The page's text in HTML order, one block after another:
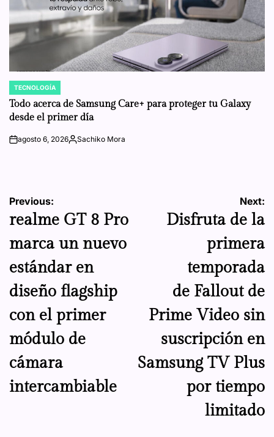
POSTED
IN
TECNOLOGÍA
Todo acerca de Samsung Care+ para proteger tu Galaxy
desde el primer día
onagosto 6, 2026Posted
Sachiko Mora
Navegación
de
entradas
Previous:
realme GT 8 Pro
marca un nuevo
estándar en
diseño flagship
con el primer
módulo de
cámara
intercambiable
Next:
Disfruta de la
primera
temporada
de Fallout de
Prime Video sin
suscripción en
Samsung TV Plus
por tiempo
limitado